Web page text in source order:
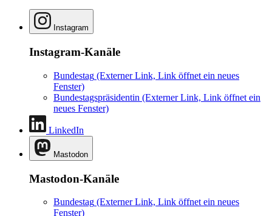
Instagram
Instagram-Kanäle
Bundestag (Externer Link, Link öffnet ein neues
Fenster)
Bundestagspräsidentin (Externer Link, Link öffnet ein
neues Fenster)
LinkedIn
Mastodon
Mastodon-Kanäle
Bundestag (Externer Link, Link öffnet ein neues
Fenster)